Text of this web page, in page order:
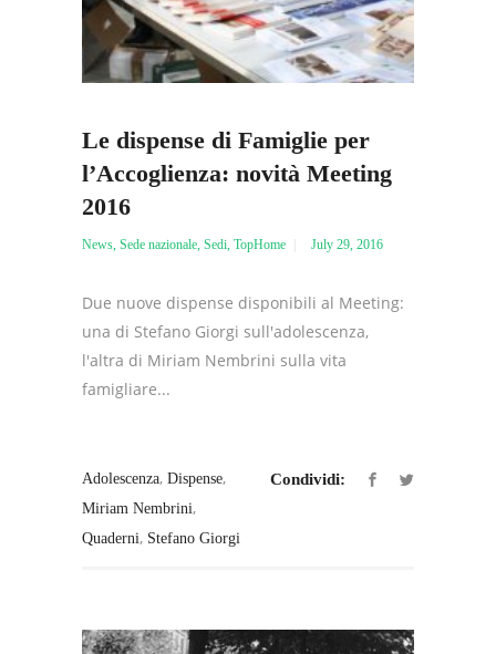
Le dispense di Famiglie per
l’Accoglienza: novità Meeting
2016
News, Sede nazionale, Sedi, TopHome July 29, 2016
Due nuove dispense disponibili al Meeting:
una di Stefano Giorgi sull'adolescenza,
l'altra di Miriam Nembrini sulla vita
famigliare...
Adolescenza, Dispense,
Miriam Nembrini,
Quaderni, Stefano Giorgi
Condividi: